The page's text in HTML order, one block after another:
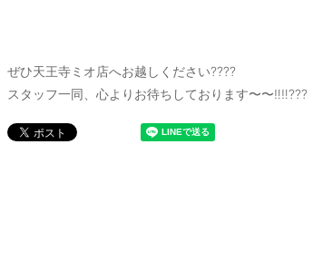
ぜひ天王寺ミオ店へお越しください????
スタッフ一同、心よりお待ちしております〜〜‼️‼️???